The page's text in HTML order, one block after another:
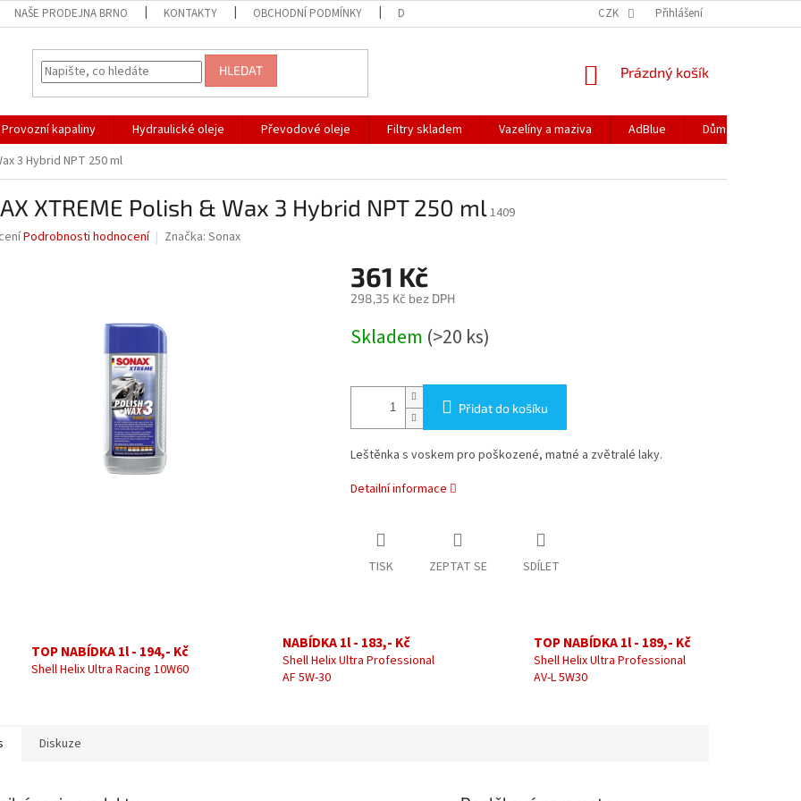
NAŠE PRODEJNA BRNO KONTAKTY OBCHODNÍ PODMÍNKY DOPRAVA PODMÍNKY OCHRANY OSOBNÍCH ÚDAJŮ
CZK Přihlášení
HLEDAT
NÁKUPNÍ
Prázdný košík
Provozní kapaliny Hydraulické oleje Převodové oleje Filtry skladem Vazelíny a maziva AdBlue
Dům a zahrada
3 Hybrid NPT 250 ml
XTREME Polish & Wax 3 Hybrid NPT 250 ml1409
Podrobnosti hodnocení Značka: Sonax
361 Kč
298,35 Kč bez DPH
cena:
Skladem (>20 ks)
Přidat do košíku
Leštěnka s voskem pro poškozené, matné a zvětralé laky.
Detailní informace
TISK ZEPTAT SE SDÍLET
TOP NABÍDKA 1l - 194,- Kč
Shell Helix Ultra Racing 10W60
NABÍDKA 1l - 183,- Kč
Shell Helix Ultra Professional
AF 5W-30
TOP NABÍDKA 1l - 189,- Kč
Shell Helix Ultra Professional
AV-L 5W30
Diskuze